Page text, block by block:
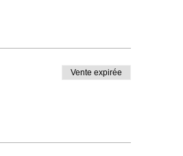
Vente expirée